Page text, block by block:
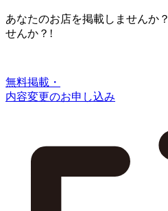
あなたのお店を掲載しませんか？
せんか？!
無料掲載・
内容変更のお申し込み